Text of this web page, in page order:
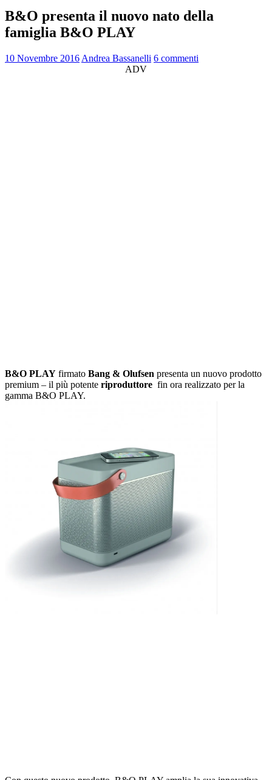
B&O presenta il nuovo nato della
famiglia B&O PLAY
10 Novembre 2016 Andrea Bassanelli 6 commenti
ADV
B&O PLAY firmato Bang & Olufsen presenta un nuovo prodotto
premium – il più potente riproduttore fin ora realizzato per la
gamma B&O PLAY.